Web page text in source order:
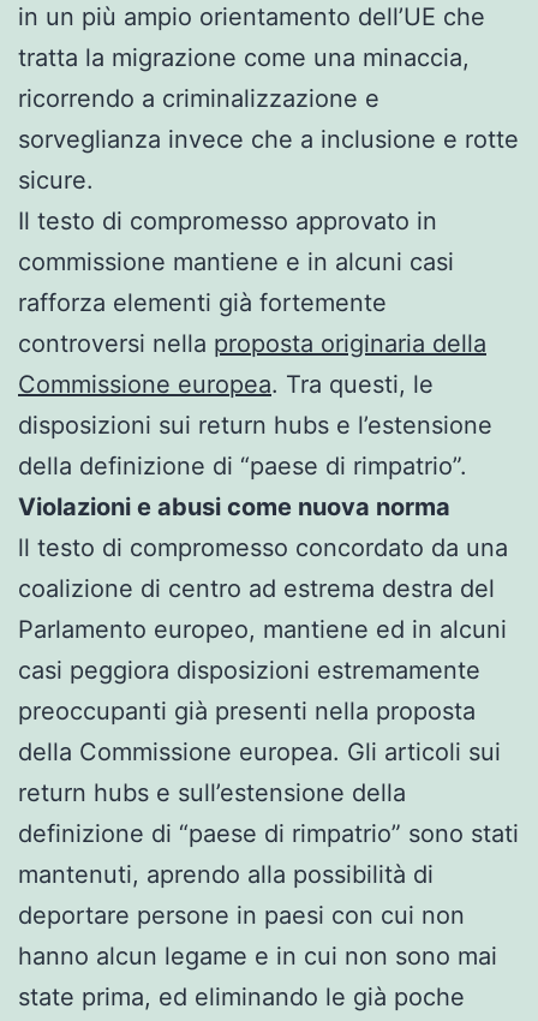
in un più ampio orientamento dell’UE che
tratta la migrazione come una minaccia,
ricorrendo a criminalizzazione e
sorveglianza invece che a inclusione e rotte
sicure.
Il testo di compromesso approvato in
commissione mantiene e in alcuni casi
rafforza elementi già fortemente
controversi nella proposta originaria della
Commissione europea. Tra questi, le
disposizioni sui return hubs e l’estensione
della definizione di “paese di rimpatrio”.
Violazioni e abusi come nuova norma
ll testo di compromesso concordato da una
coalizione di centro ad estrema destra del
Parlamento europeo, mantiene ed in alcuni
casi peggiora disposizioni estremamente
preoccupanti già presenti nella proposta
della Commissione europea. Gli articoli sui
return hubs e sull’estensione della
definizione di “paese di rimpatrio” sono stati
mantenuti, aprendo alla possibilità di
deportare persone in paesi con cui non
hanno alcun legame e in cui non sono mai
state prima, ed eliminando le già poche